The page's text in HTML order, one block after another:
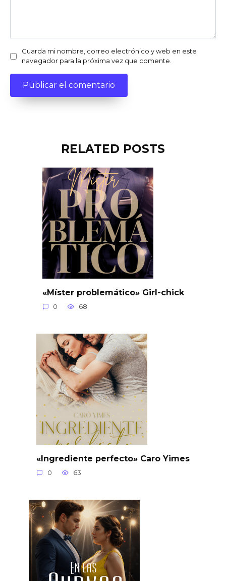
Guarda mi nombre, correo electrónico y web en este
navegador para la próxima vez que comente.
RELATED POSTS
«Míster problemático» Girl-chick
0 68
«Ingrediente perfecto» Caro Yimes
0 63